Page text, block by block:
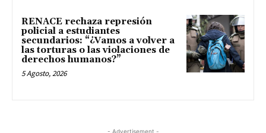
RENACE rechaza represión
policial a estudiantes
secundarios: “¿Vamos a volver a
las torturas o las violaciones de
derechos humanos?”
5 Agosto, 2026
- Advertisement -